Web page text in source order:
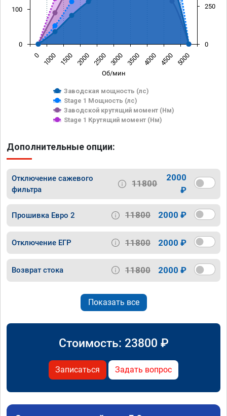
Об/мин
Заводская мощность (лс)
Stage 1 Мощность (лс)
Заводской крутящий момент (Нм)
Stage 1 Крутящий момент (Нм)
0 1000 1500 2000 2500 3000 3500 4000 4500 5000
0
100
0
250
Дополнительные опции:
Отключение сажевого
фильтра
11800
2000
₽
Прошивка Евро 2 11800 2000 ₽
Отключение ЕГР 11800 2000 ₽
Возврат стока 11800 2000 ₽
Показать все
Стоимость: 23800 ₽
Записаться Задать вопрос